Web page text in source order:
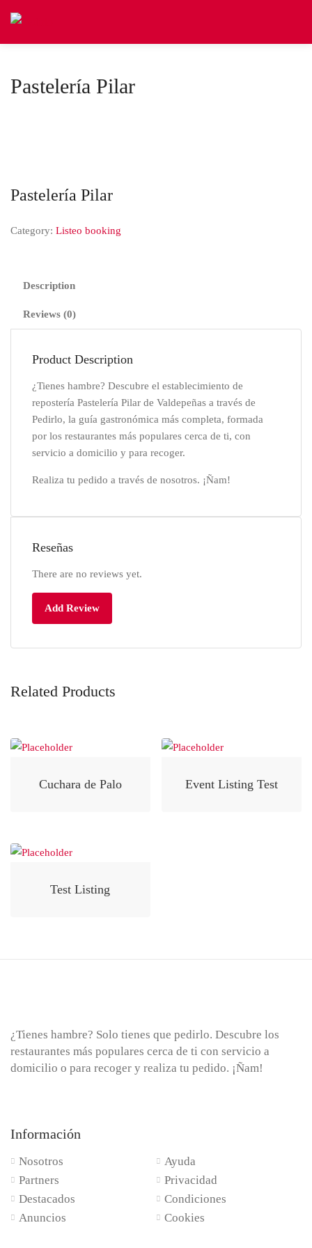
Pastelería Pilar
Pastelería Pilar
Category: Listeo booking
Description
Reviews (0)
Product Description
¿Tienes hambre? Descubre el establecimiento de
repostería Pastelería Pilar de Valdepeñas a través de
Pedirlo, la guía gastronómica más completa, formada
por los restaurantes más populares cerca de ti, con
servicio a domicilio y para recoger.
Realiza tu pedido a través de nosotros. ¡Ñam!
Reseñas
There are no reviews yet.
Add Review
Related Products
Cuchara de Palo Event Listing Test
Test Listing
¿Tienes hambre? Solo tienes que pedirlo. Descubre los
restaurantes más populares cerca de ti con servicio a
domicilio o para recoger y realiza tu pedido. ¡Ñam!
Información
Nosotros
Partners
Destacados
Anuncios
Ayuda
Privacidad
Condiciones
Cookies